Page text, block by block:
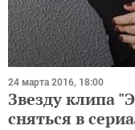
24 марта 2016, 18:00
Звезду клипа
сняться в